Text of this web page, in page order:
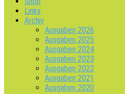
Links
Archiv
Ausgaben 2026
Ausgaben 2025
Ausgaben 2024
Ausgaben 2023
Ausgaben 2022
Ausgaben 2021
Ausgaben 2020